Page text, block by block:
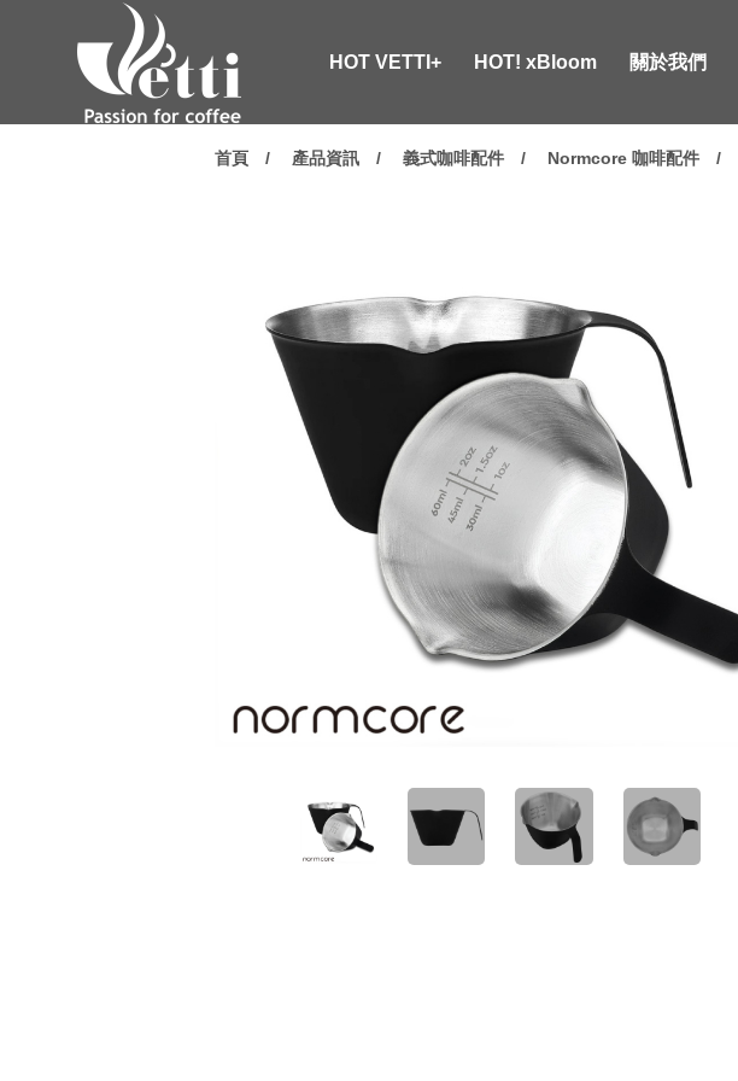
HOT VETTI+ HOT! xBloom 關於我們
首頁 產品資訊 義式咖啡配件 Normcore 咖啡配件